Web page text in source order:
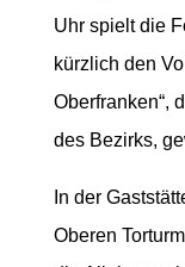
Uhr spielt die
kürzlich den
Oberfranken“,
des Bezirks,
In der
Oberen